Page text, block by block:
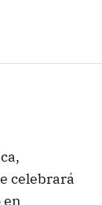
celebrará
en